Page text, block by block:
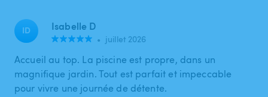
ID Isabelle D
• juillet 2026
Accueil au top. La piscine est propre, dans un
magnifique jardin. Tout est parfait et impeccable
pour vivre une journée de détente.